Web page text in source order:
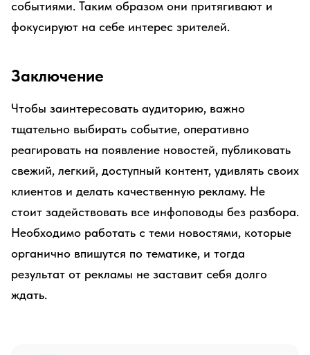
событиями. Таким образом они притягивают и
фокусируют на себе интерес зрителей.
Заключение
Чтобы заинтересовать аудиторию, важно
тщательно выбирать событие, оперативно
реагировать на появление новостей, публиковать
свежий, легкий, доступный контент, удивлять своих
клиентов и делать качественную рекламу. Не
стоит задействовать все инфоповоды без разбора.
Необходимо работать с теми новостями, которые
органично впишутся по тематике, и тогда
результат от рекламы не заставит себя долго
ждать.